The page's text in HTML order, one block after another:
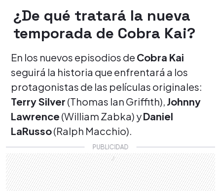
¿De qué tratará la nueva
temporada de Cobra Kai?
En los nuevos episodios de Cobra Kai
seguirá la historia que enfrentará a los
protagonistas de las películas originales:
Terry Silver (Thomas Ian Griffith), Johnny
Lawrence (William Zabka) yDaniel
LaRusso(Ralph Macchio).